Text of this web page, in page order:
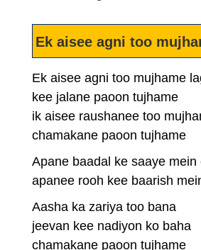
Ek aisee agni too
Ek aisee agni too mujhame
kee jalane paoon tujhame
ik aisee raushanee too
chamakane paoon tujhame
Apane baadal ke saaye mein
apanee rooh kee baarish
Aasha ka zariya too bana
jeevan kee nadiyon ko baha
chamakane paoon tujhame